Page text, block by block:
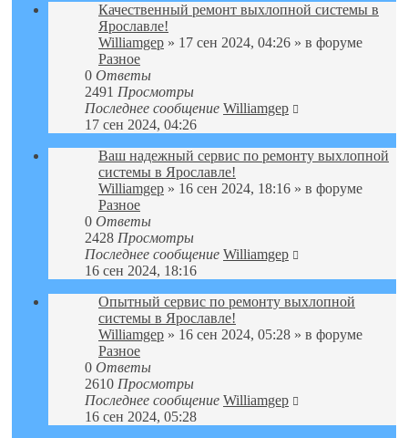
Качественный ремонт выхлопной системы в
Ярославле!
Williamgep » 17 сен 2024, 04:26 » в форуме
Разное
0 Ответы
2491 Просмотры
Последнее сообщение Williamgep
17 сен 2024, 04:26
Ваш надежный сервис по ремонту выхлопной
системы в Ярославле!
Williamgep » 16 сен 2024, 18:16 » в форуме
Разное
0 Ответы
2428 Просмотры
Последнее сообщение Williamgep
16 сен 2024, 18:16
Опытный сервис по ремонту выхлопной
системы в Ярославле!
Williamgep » 16 сен 2024, 05:28 » в форуме
Разное
0 Ответы
2610 Просмотры
Последнее сообщение Williamgep
16 сен 2024, 05:28